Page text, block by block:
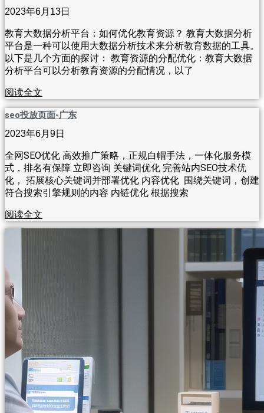
2023年6月13日
教育大数据分析平台：如何优化教育资源？ 教育大数据分析
平台是一种可以使用大数据分析技术来分析教育数据的工具。
以下是几个方面的探讨： 教育资源的分配优化：教育大数据
分析平台可以分析教育资源的分配情况，以了
阅读全文
seo投放页面-广东
2023年6月9日
全网SEO优化 高效推广策略，正规白帽手法，一体化服务模
式，排名有保障 立即咨询 关键词优化 完善站内SEO技术优
化， 拓展核心关键词并部署优化 内容优化 围绕关键词，创建
符合搜索引擎规则的内容 内链优化 根据搜索
阅读全文